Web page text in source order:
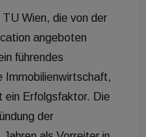
TU Wien, die von der
angeboten
führendes
Immobilienwirtschaft,
ein Erfolgsfaktor. Die
der